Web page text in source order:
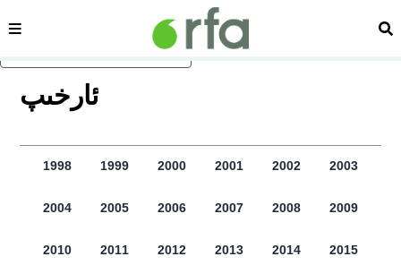
асаслиқ мәзмунға атлаң
сәһипә
ﺋﺎﺭﺧﯩﭗ
1998 1999 2000 2001 2002 2003
2004 2005 2006 2007 2008 2009
2010 2011 2012 2013 2014 2015